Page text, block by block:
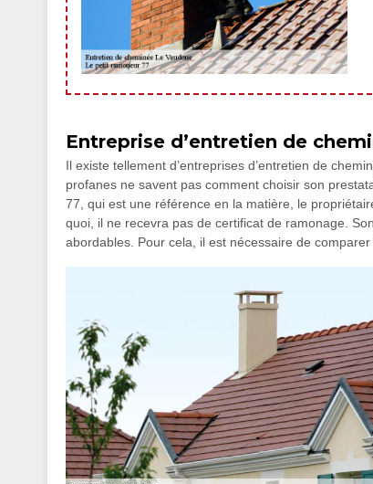
Entreprise d’entretien de
Il existe tellement d’entreprises d’entretien de
profanes ne savent pas comment choisir son
77, qui est une référence en la matière, le
quoi, il ne recevra pas de certificat de ramonage.
abordables. Pour cela, il est nécessaire de